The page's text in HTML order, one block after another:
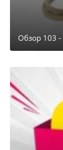
Обзор 103